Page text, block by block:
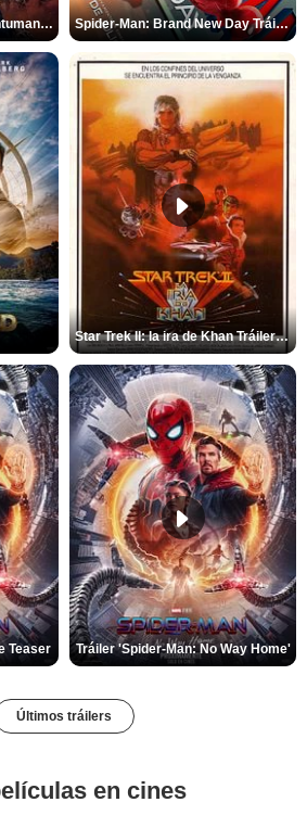
Ant-Man y la Avispa: Quantumanía Tráiler (2) Spider-Man: Brand New Day Tráiler (3)
Star Trek II: la ira de Khan Tráiler VO
Teaser Tráiler 'Spider-Man: No Way Home'
Últimos tráilers
en cines